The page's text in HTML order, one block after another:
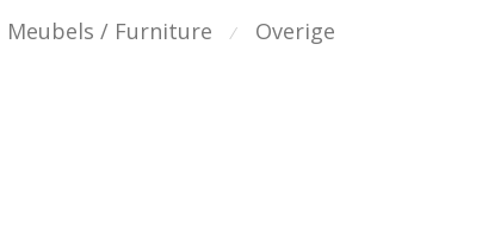
Meubels / Furniture ⁄ Overige